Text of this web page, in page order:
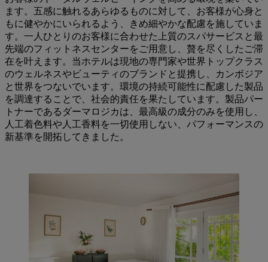
ます。五感に触れるあらゆるものに対して、お客様が心身と
もに健やかにいられるよう、きめ細やかな配慮を施していま
す。一人ひとりのお客様に合わせた上質のスパサービスと最
先端のフィットネスセンターをご用意し、贅を尽くしたご滞
在を叶えます。当ホテルは現地の専門家や世界トップクラス
のウェルネスやビューティのブランドと提携し、カンボジア
と世界をつないでいます。環境の持続可能性に配慮した製品
を調達することで、社会的責任を果たしています。製品パー
トナーであるダーマロジカは、最高級の成分のみを使用し、
人工着色料や人工香料を一切使用しない、パフォーマンスの
新基準を開拓してきました。